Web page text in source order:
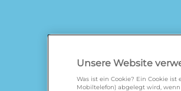
Unsere Website
Was ist ein Cookie? Ein Cookie
Mobiltelefon) abgelegt wird,